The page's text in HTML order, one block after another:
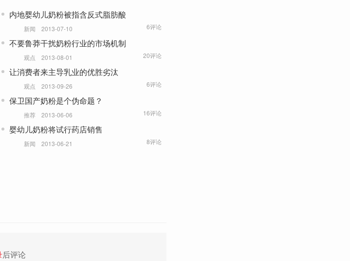
内地婴幼儿奶粉被指含反式脂肪酸
新闻 2013-07-10 6评论
不要鲁莽干扰奶粉行业的市场机制
观点 2013-08-01 20评论
让消费者来主导乳业的优胜劣汰
观点 2013-09-26 6评论
保卫国产奶粉是个伪命题？
推荐 2013-06-06 16评论
婴幼儿奶粉将试行药店销售
新闻 2013-06-21 8评论
后评论